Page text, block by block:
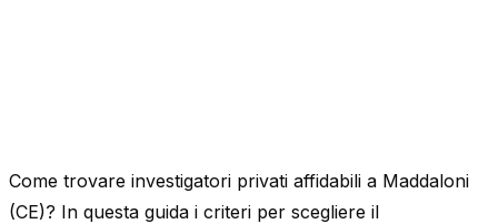
Come trovare investigatori privati affidabili a Maddaloni
(CE)? In questa guida i criteri per scegliere il